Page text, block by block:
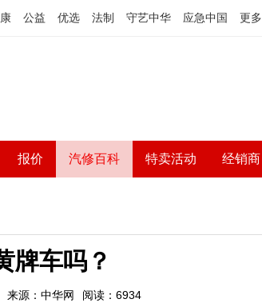
公益 优选 法制 守艺中华 应急中国 更多
报价 汽修百科 特卖活动 经销商
牌车吗？
来源：中华网 阅读：6934